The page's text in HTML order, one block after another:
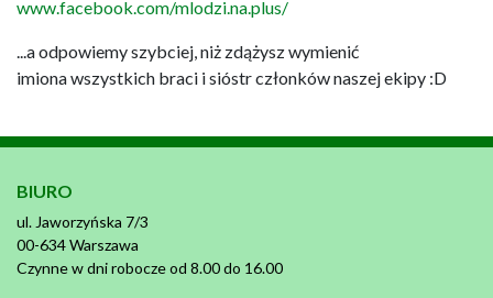
www.facebook.com/mlodzi.na.plus/
...a odpowiemy szybciej, niż zdążysz wymienić
imiona wszystkich braci i sióstr członków naszej ekipy :D
BIURO
ul. Jaworzyńska 7/3
00-634 Warszawa
Czynne w dni robocze od 8.00 do 16.00